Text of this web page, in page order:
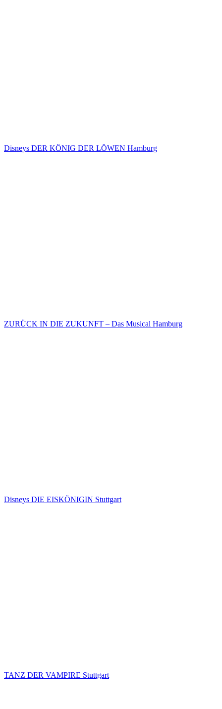
Disneys DER KÖNIG DER LÖWEN Hamburg
ZURÜCK IN DIE ZUKUNFT – Das Musical Hamburg
Disneys DIE EISKÖNIGIN Stuttgart
TANZ DER VAMPIRE Stuttgart